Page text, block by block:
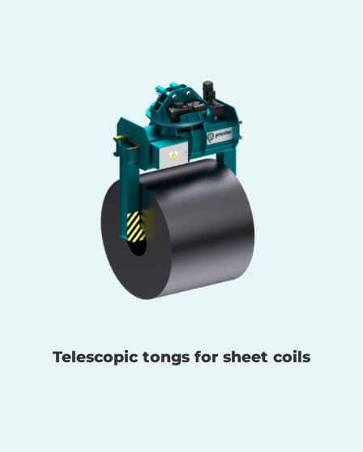
Telescopic tongs for sheet coils